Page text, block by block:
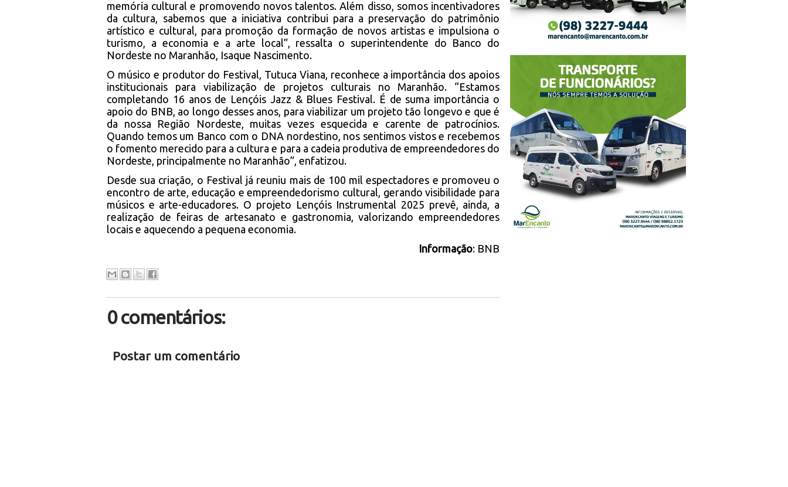
memória cultural e promovendo novos talentos. Além disso, somos incentivadores
da cultura, sabemos que a iniciativa contribui para a preservação do patrimônio
artístico e cultural, para promoção da formação de novos artistas e impulsiona o
turismo, a economia e a arte local”, ressalta o superintendente do Banco do
Nordeste no Maranhão, Isaque Nascimento.
O músico e produtor do Festival, Tutuca Viana, reconhece a importância dos apoios
institucionais para viabilização de projetos culturais no Maranhão. “Estamos
completando 16 anos de Lençóis Jazz & Blues Festival. É de suma importância o
apoio do BNB, ao longo desses anos, para viabilizar um projeto tão longevo e que é
da nossa Região Nordeste, muitas vezes esquecida e carente de patrocínios.
Quando temos um Banco com o DNA nordestino, nos sentimos vistos e recebemos
o fomento merecido para a cultura e para a cadeia produtiva de empreendedores do
Nordeste, principalmente no Maranhão”, enfatizou.
Desde sua criação, o Festival já reuniu mais de 100 mil espectadores e promoveu o
encontro de arte, educação e empreendedorismo cultural, gerando visibilidade para
músicos e arte-educadores. O projeto Lençóis Instrumental 2025 prevê, ainda, a
realização de feiras de artesanato e gastronomia, valorizando empreendedores
locais e aquecendo a pequena economia.
Informação: BNB
0 comentários:
Postar um comentário